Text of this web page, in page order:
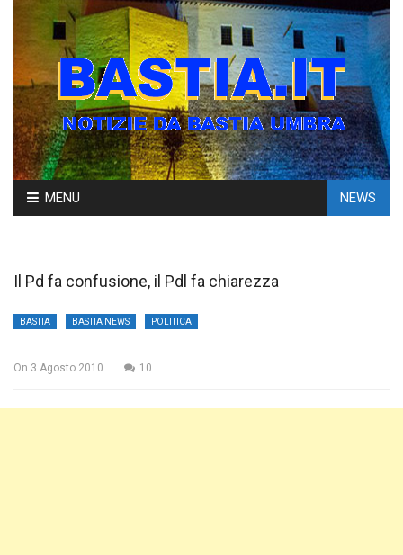
Skip
to
MENU NEWS
Il Pd fa confusione, il Pdl fa chiarezza
BASTIA BASTIA NEWS POLITICA
On 3 Agosto 2010 10